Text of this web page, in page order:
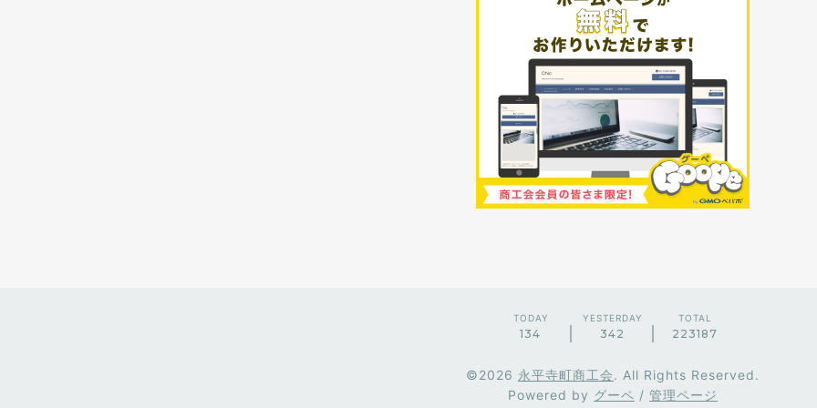
TODAY
134
YESTERDAY
342
TOTAL
223187
©2026 永平寺町商工会. All Rights Reserved.
Powered by グーペ / 管理ページ